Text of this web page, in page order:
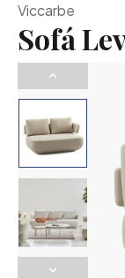
Viccarbe
Sofá